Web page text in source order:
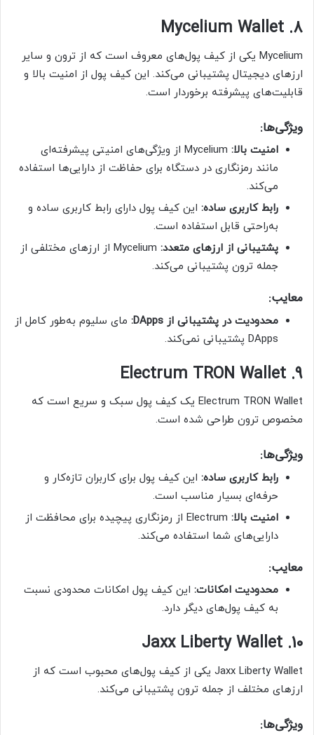
8. Mycelium Wallet
Mycelium یکی از کیف پول‌های معروف است که از ترون و سایر
ارزهای دیجیتال پشتیبانی می‌کند. این کیف پول از امنیت بالا و
قابلیت‌های پیشرفته برخوردار است.
ویژگی‌ها:
امنیت بالا:
Mycelium از ویژگی‌های امنیتی پیشرفته‌ای
مانند رمزنگاری در دستگاه برای حفاظت از دارایی‌ها استفاده
می‌کند.
رابط کاربری ساده: این کیف پول دارای رابط کاربری ساده و
به‌راحتی قابل استفاده است.
پشتیبانی از ارزهای متعدد:
Mycelium از ارزهای مختلفی از
جمله ترون پشتیبانی می‌کند.
معایب:
محدودیت در پشتیبانی از DApps:
مای سلیوم به‌طور کامل از
DApps پشتیبانی نمی‌کند.
9. Electrum TRON Wallet
Electrum TRON Wallet یک کیف پول سبک و سریع است که
مخصوص ترون طراحی شده است.
ویژگی‌ها:
رابط کاربری ساده: این کیف پول برای کاربران تازه‌کار و
حرفه‌ای بسیار مناسب است.
امنیت بالا:
Electrum از رمزنگاری پیچیده برای محافظت از
دارایی‌های شما استفاده می‌کند.
معایب:
محدودیت‌ امکانات: این کیف پول امکانات محدودی نسبت
به کیف پول‌های دیگر دارد.
10. Jaxx Liberty Wallet
Jaxx Liberty Wallet یکی از کیف پول‌های محبوب است که از
ارزهای مختلف از جمله ترون پشتیبانی می‌کند.
ویژگی‌ها: